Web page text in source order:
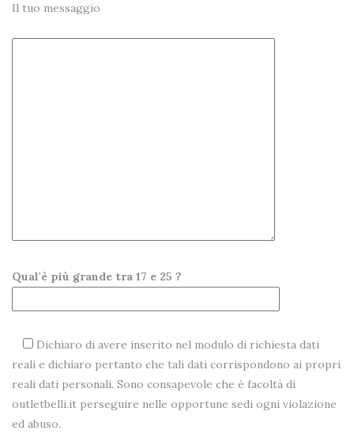
Il tuo messaggio
Qual'è più grande tra 17 e 25 ?
Dichiaro di avere inserito nel modulo di richiesta dati
reali e dichiaro pertanto che tali dati corrispondono ai propri
reali dati personali. Sono consapevole che è facoltà di
outletbelli.it perseguire nelle opportune sedi ogni violazione
ed abuso.